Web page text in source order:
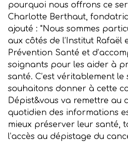
pourquoi nous offrons ce
Charlotte Berthaut,
ajouté : "Nous sommes
aux côtés de l’Institut Rafaël
Prévention Santé et
soignants pour les aider à
santé. C’est véritablement le
souhaitons donner à cette
Dépist&vous va remettre au
quotidien des informations
mieux préserver leur santé,
l’accès au dépistage du